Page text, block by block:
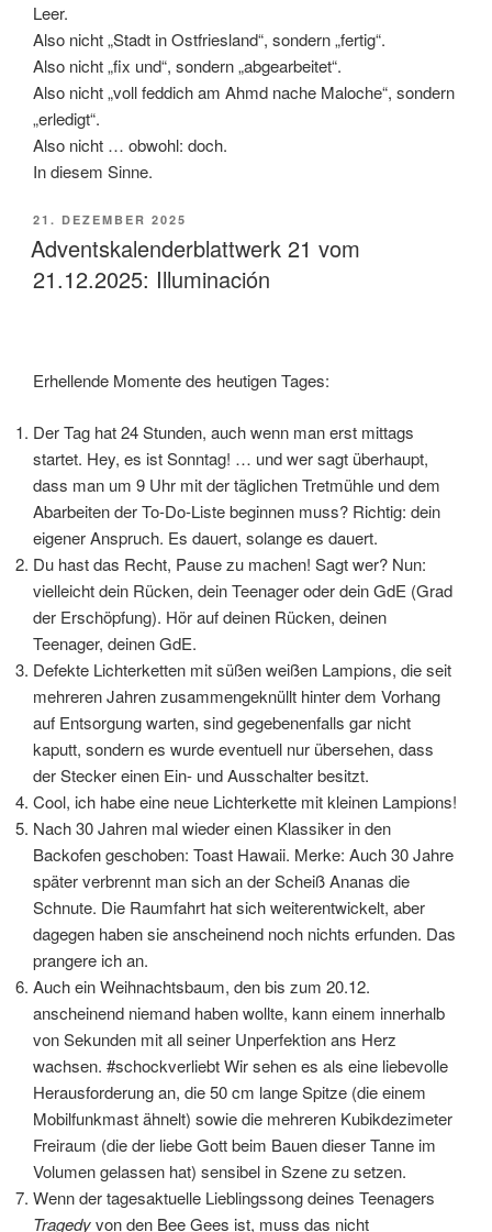
Leer.
Also nicht „Stadt in Ostfriesland“, sondern „fertig“.
Also nicht „fix und“, sondern „abgearbeitet“.
Also nicht „voll feddich am Ahmd nache Maloche“, sondern
„erledigt“.
Also nicht … obwohl: doch.
In diesem Sinne.
VERÖFFENTLICHT
AM
21. DEZEMBER 2025
Adventskalenderblattwerk 21 vom
21.12.2025: Illuminación
Erhellende Momente des heutigen Tages:
Der Tag hat 24 Stunden, auch wenn man erst mittags
startet. Hey, es ist Sonntag! … und wer sagt überhaupt,
dass man um 9 Uhr mit der täglichen Tretmühle und dem
Abarbeiten der To-Do-Liste beginnen muss? Richtig: dein
eigener Anspruch. Es dauert, solange es dauert.
Du hast das Recht, Pause zu machen! Sagt wer? Nun:
vielleicht dein Rücken, dein Teenager oder dein GdE (Grad
der Erschöpfung). Hör auf deinen Rücken, deinen
Teenager, deinen GdE.
Defekte Lichterketten mit süßen weißen Lampions, die seit
mehreren Jahren zusammengeknüllt hinter dem Vorhang
auf Entsorgung warten, sind gegebenenfalls gar nicht
kaputt, sondern es wurde eventuell nur übersehen, dass
der Stecker einen Ein- und Ausschalter besitzt.
Cool, ich habe eine neue Lichterkette mit kleinen Lampions!
Nach 30 Jahren mal wieder einen Klassiker in den
Backofen geschoben: Toast Hawaii. Merke: Auch 30 Jahre
später verbrennt man sich an der Scheiß Ananas die
Schnute. Die Raumfahrt hat sich weiterentwickelt, aber
dagegen haben sie anscheinend noch nichts erfunden. Das
prangere ich an.
Auch ein Weihnachtsbaum, den bis zum 20.12.
anscheinend niemand haben wollte, kann einem innerhalb
von Sekunden mit all seiner Unperfektion ans Herz
wachsen. #schockverliebt Wir sehen es als eine liebevolle
Herausforderung an, die 50 cm lange Spitze (die einem
Mobilfunkmast ähnelt) sowie die mehreren Kubikdezimeter
Freiraum (die der liebe Gott beim Bauen dieser Tanne im
Volumen gelassen hat) sensibel in Szene zu setzen.
Wenn der tagesaktuelle Lieblingssong deines Teenagers
Tragedyvon den Bee Gees ist, muss das nicht